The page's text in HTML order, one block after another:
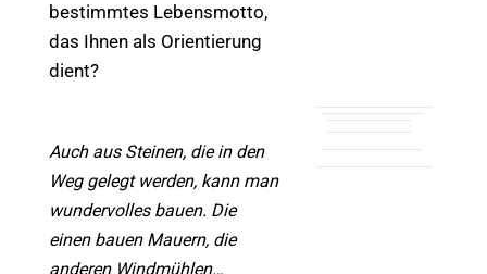
bestimmtes Lebensmotto,
das Ihnen als Orientierung
dient?
Auch aus Steinen, die in den
Weg gelegt werden, kann man
wundervolles bauen. Die
einen bauen Mauern, die
anderen Windmühlen…